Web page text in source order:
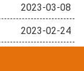
2023-03-08
2023-02-24